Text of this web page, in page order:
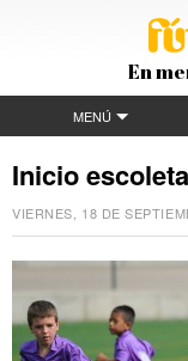
En
MENÚ
Inicio
VIERNES, 18 DE